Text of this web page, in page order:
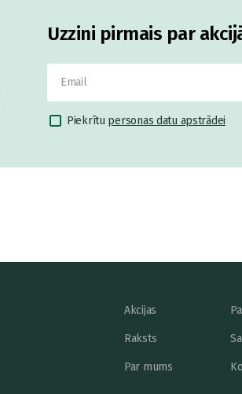
Uzzini pirmais par
Piekrītu personas datu apstrādei
Akcijas
Raksts
Par mums